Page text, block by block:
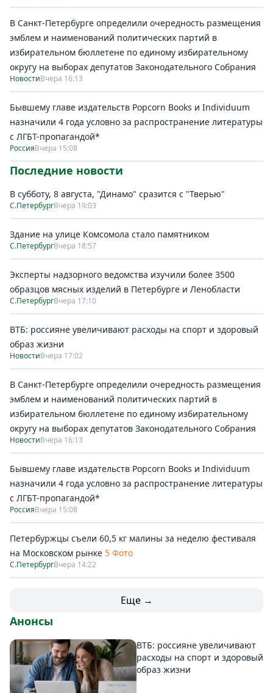
В Санкт-Петербурге определили очередность размещения
эмблем и наименований политических партий в
избирательном бюллетене по единому избирательному
округу на выборах депутатов Законодательного Собрания
НовостиВчера 16:13
Бывшему главе издательств Popcorn Books и Individuum
назначили 4 года условно за распространение литературы
с ЛГБТ-пропагандой*
РоссияВчера 15:08
Последние новости
В субботу, 8 августа, "Динамо" сразится с "Тверью"
С.ПетербургВчера 19:03
Здание на улице Комсомола стало памятником
С.ПетербургВчера 18:57
Эксперты надзорного ведомства изучили более 3500
образцов мясных изделий в Петербурге и Ленобласти
С.ПетербургВчера 17:10
ВТБ: россияне увеличивают расходы на спорт и здоровый
образ жизни
НовостиВчера 17:02
В Санкт-Петербурге определили очередность размещения
эмблем и наименований политических партий в
избирательном бюллетене по единому избирательному
округу на выборах депутатов Законодательного Собрания
НовостиВчера 16:13
Бывшему главе издательств Popcorn Books и Individuum
назначили 4 года условно за распространение литературы
с ЛГБТ-пропагандой*
РоссияВчера 15:08
Петербуржцы съели 60,5 кг малины за неделю фестиваля
на Московском рынке 5 Фото
С.ПетербургВчера 14:22
Еще →
Анонсы
ВТБ: россияне увеличивают
расходы на спорт и здоровый
образ жизни